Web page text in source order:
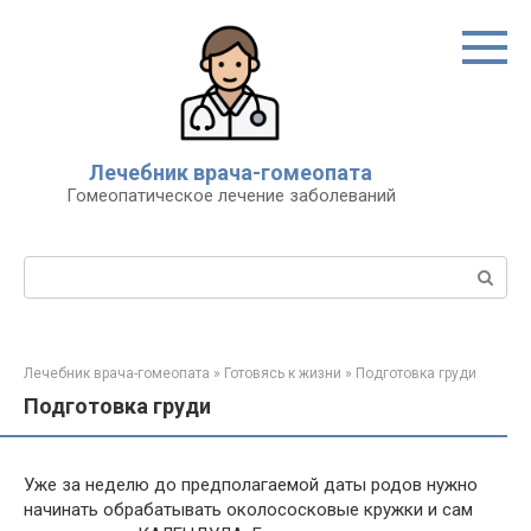
Лечебник врача-гомеопата
Гомеопатическое лечение заболеваний
Поиск:
Лечебник врача-гомеопата » Готовясь к жизни » Подготовка груди
Подготовка груди
Уже за неделю до предполагаемой даты родов нужно
начинать обрабатывать околососковые кружки и сам